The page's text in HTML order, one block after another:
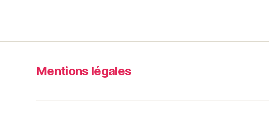
o
d
n
l
Mentions légales